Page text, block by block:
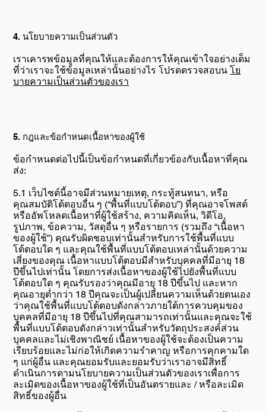
4. นโยบายความเป็นส่วนตัว
เราเคารพข้อมูลที่คุณให้และต้องการให้คุณเข้าใจอย่างเต็ม
ที่ว่าเราจะใช้ข้อมูลเหล่านั้นอย่างไร โปรดตรวจสอบนโย
บายความเป็นส่วนตัวของเรา
5. กฎและข้อกำหนดเนื้อหาของผู้ใช้
ข้อกำหนดต่อไปนี้เป็นข้อกำหนดที่เกี่ยวข้องกับเนื้อหาที่คุณ
ส่ง:
5.1 เว็บไซต์นี้อาจมีส่วนหมายเหตุ, กระทู้สนทนา, หรือ
คุณสมบัติโต้ตอบอื่น ๆ (“พื้นที่แบบโต้ตอบ”) ที่คุณอาจโพสต์
หรืออัพโหลดเนื้อหาที่ผู้ใช้สร้าง, ความคิดเห็น, วิดีโอ,
รูปภาพ, ข้อความ, วัสดุอื่น ๆ หรือรายการ (รวมถึง “เนื้อหา
ของผู้ใช้”) คุณรับผิดชอบเท่านั้นสำหรับการใช้พื้นที่แบบ
โต้ตอบใด ๆ และคุณใช้พื้นที่แบบโต้ตอบเหล่านั้นด้วยความ
เสี่ยงของคุณ เนื้อหาแบบโต้ตอบมีสำหรับบุคคลที่มีอายุ 18
ปีขึ้นไปเท่านั้น โดยการส่งเนื้อหาของผู้ใช้ไปยังพื้นที่แบบ
โต้ตอบใด ๆ คุณรับรองว่าคุณมีอายุ 18 ปีขึ้นไป และหาก
คุณอายุต่ำกว่า 18 ปีคุณจะเป็นผู้เปลี่ยนความเห็นด้วยตนเอง
ว่าคุณใช้พื้นที่แบบโต้ตอบดังกล่าวภายใต้การควบคุมของ
บุคคลที่มีอายุ 18 ปีขึ้นไปที่คุณสามารถเท่านั้นและคุณจะใช้
พื้นที่แบบโต้ตอบดังกล่าวเท่านั้นสำหรับวัตถุประสงค์ส่วน
บุคคลและไม่เชิงพาณิชย์ เนื้อหาของผู้ใช้จะต้องเป็นความ
เรียบร้อยและไม่ก่อให้เกิดความรำคาญ หรือการคุกคามใด
ๆ แก่ผู้อื่น และคุณยอมรับและยอมรับว่าเราอาจมีสิทธิ์
ดำเนินการตามนโยบายความเป็นส่วนตัวของเราเพื่อการ
ละเมิดของเนื้อหาของผู้ใช้ที่เป็นอันตรายและ / หรือละเมิด
สิทธิ์ของผู้อื่น